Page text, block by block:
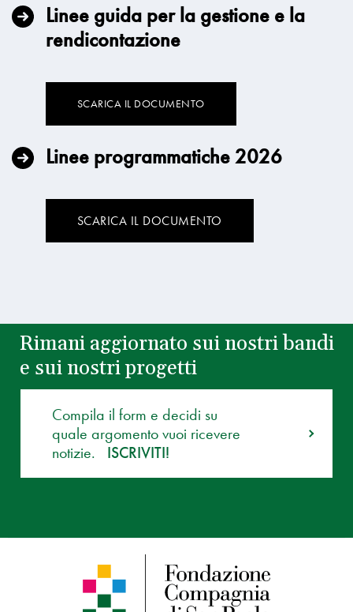
Linee guida per la gestione e la
rendicontazione
SCARICA IL DOCUMENTO
Linee programmatiche 2026
SCARICA IL DOCUMENTO
Rimani aggiornato sui nostri bandi
e sui nostri progetti
Compila il form e decidi su
quale argomento vuoi ricevere
notizie.
ISCRIVITI!